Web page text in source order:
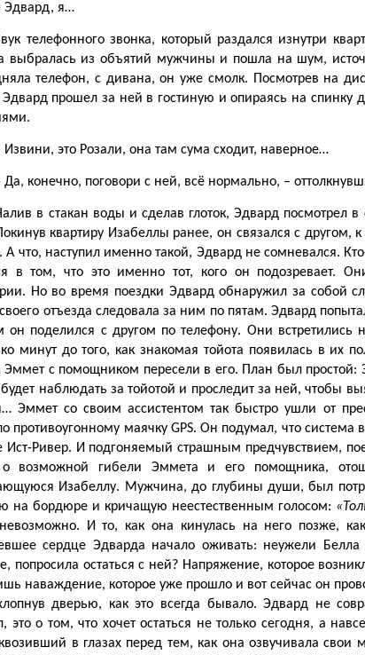
Эдвард, я…
телефонного звонка, который раздался изнутри
выбралась из объятий мужчины и пошла на шум,
телефон, с дивана, он уже смолк. Посмотрев на
Эдвард прошел за ней в гостиную и опираясь на
Извини, это Розали, она там сума сходит, наверное…
Да, конечно, поговори с ней, всё нормально, –
в стакан воды и сделав глоток, Эдвард посмотрел
квартиру Изабеллы ранее, он связался с
А что, наступил именно такой, Эдвард не сомневался.
в том, что это именно тот, кого он подозревает.
Но во время поездки Эдвард обнаружил за собой
отъезда следовала за ним по пятам. Эдвард
он поделился с другом по телефону. Они встретились
минут до того, как знакомая тойота появилась в их
Эммет с помощником пересели в его. План был простой:
наблюдать за тойотой и проследит за ней, чтобы
Эммет со своим ассистентом так быстро ушли от
противоугонному маячку GPS. Он подумал, что
Ист-Ривер. И подгоняемый страшным предчувствием,
возможной гибели Эммета и его помощника,
Изабеллу. Мужчина, до глубины души, был
на бордюре и кричащую неестественным голосом:
невозможно. И то, как она кинулась на него позже,
сердце Эдварда начало оживать: неужели
попросила остаться с ней? Напряжение, которое
наваждение, которое уже прошло и вот сейчас он
дверью, как это всегда бывало. Эдвард не
это о том, что хочет остаться не только сегодня, а
в глазах перед тем, как она озвучивала